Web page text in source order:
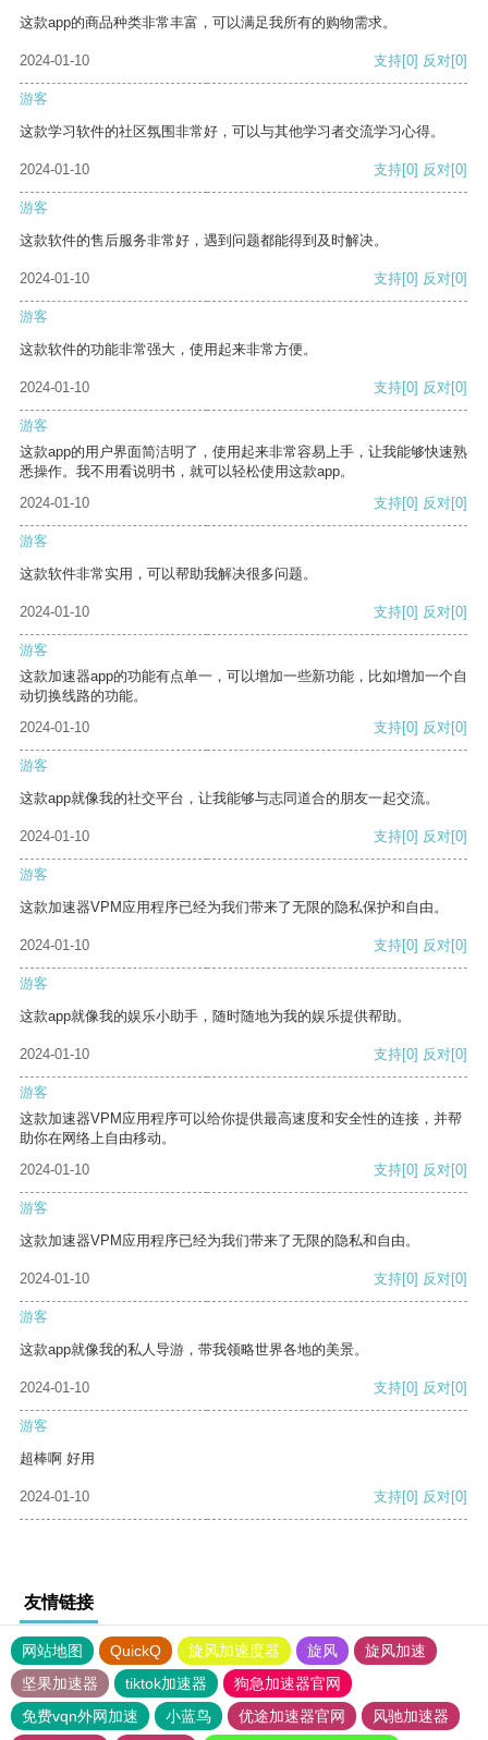
这款app的商品种类非常丰富，可以满足我所有的购物需求。
2024-01-10 支持[0] 反对[0]
游客
这款学习软件的社区氛围非常好，可以与其他学习者交流学习心得。
2024-01-10 支持[0] 反对[0]
游客
这款软件的售后服务非常好，遇到问题都能得到及时解决。
2024-01-10 支持[0] 反对[0]
游客
这款软件的功能非常强大，使用起来非常方便。
2024-01-10 支持[0] 反对[0]
游客
这款app的用户界面简洁明了，使用起来非常容易上手，让我能够快速熟
悉操作。我不用看说明书，就可以轻松使用这款app。
2024-01-10
支持[0] 反对[0]
游客
这款软件非常实用，可以帮助我解决很多问题。
2024-01-10 支持[0] 反对[0]
游客
这款加速器app的功能有点单一，可以增加一些新功能，比如增加一个自
动切换线路的功能。
2024-01-10
支持[0] 反对[0]
游客
这款app就像我的社交平台，让我能够与志同道合的朋友一起交流。
2024-01-10 支持[0] 反对[0]
游客
这款加速器VPM应用程序已经为我们带来了无限的隐私保护和自由。
2024-01-10 支持[0] 反对[0]
游客
这款app就像我的娱乐小助手，随时随地为我的娱乐提供帮助。
2024-01-10 支持[0] 反对[0]
游客
这款加速器VPM应用程序可以给你提供最高速度和安全性的连接，并帮
助你在网络上自由移动。
2024-01-10
支持[0] 反对[0]
游客
这款加速器VPM应用程序已经为我们带来了无限的隐私和自由。
2024-01-10 支持[0] 反对[0]
游客
这款app就像我的私人导游，带我领略世界各地的美景。
2024-01-10 支持[0] 反对[0]
游客
超棒啊 好用
2024-01-10 支持[0] 反对[0]
友情链接
网站地图 QuickQ 旋风加速度器 旋风
旋风加速
坚果加速器
tiktok加速器
狗急加速器官网
免费vqn外网加速
小蓝鸟 优途加速器官网 风驰加速器